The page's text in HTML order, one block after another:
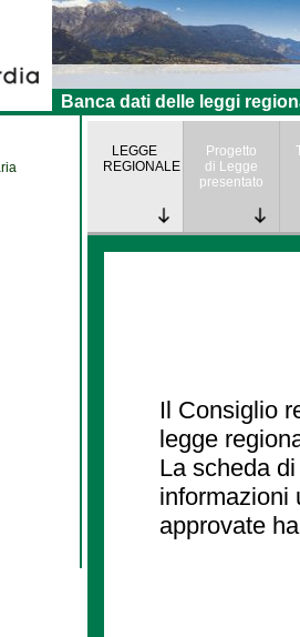
Banca dati delle leggi
LEGGE
REGIONALE
Progetto
di Legge
presentato
Il Consiglio
legge
La scheda
informazioni
approvate